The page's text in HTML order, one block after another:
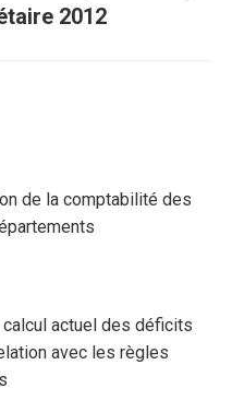
2012
de la comptabilité des
actuel des déficits
avec les règles